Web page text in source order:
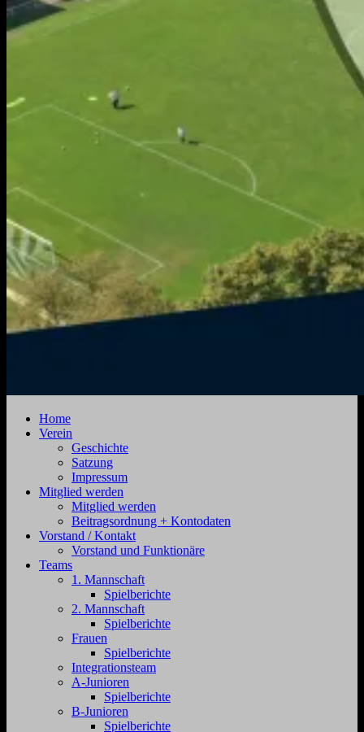
Zehdenick
Jahnstraße
Zehdenick
Home
Verein
Geschichte
Satzung
Impressum
Mitglied werden
Mitglied werden
Beitragsordnung + Kontodaten
Vorstand / Kontakt
Vorstand und Funktionäre
Teams
1. Mannschaft
Spielberichte
2. Mannschaft
Spielberichte
Frauen
Spielberichte
Integrationsteam
A-Junioren
Spielberichte
B-Junioren
Spielberichte